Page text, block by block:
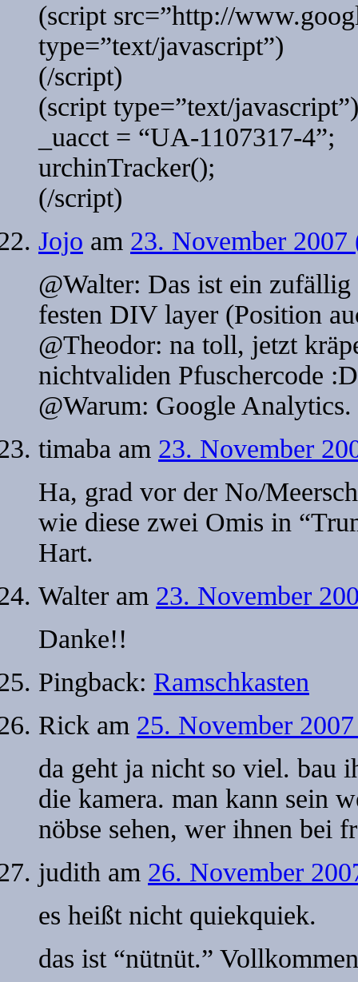
(script src=”http://
type=”text/javascript”)
(/script)
(script type=”text/javascript”)
_uacct = “UA-1107317-4”;
urchinTracker();
(/script)
Jojo am 23. November 2007
@Walter: Das ist ein
festen DIV layer (Position
@Theodor: na toll, jetzt
nichtvaliden Pfuschercode :D
@Warum: Google Analytics.
timaba am 23. November
Ha, grad vor der No/
wie diese zwei Omis in
Hart.
Walter am 23. November
Danke!!
Pingback: Ramschkasten
Rick am 25. November
da geht ja nicht so viel. bau
die kamera. man kann sein
nöbse sehen, wer ihnen bei
judith am 26. November
es heißt nicht quiekquiek.
das ist “nütnüt.”